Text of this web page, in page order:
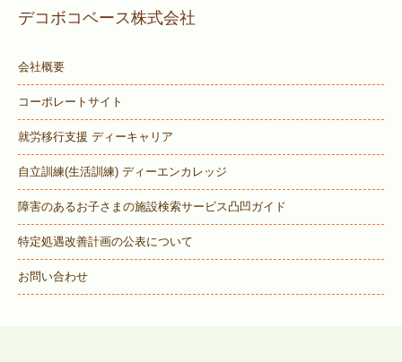
デコボコベース株式会社
会社概要
コーポレートサイト
就労移行支援 ディーキャリア
自立訓練(生活訓練) ディーエンカレッジ
障害のあるお子さまの施設検索サービス凸凹ガイド
特定処遇改善計画の公表について
お問い合わせ